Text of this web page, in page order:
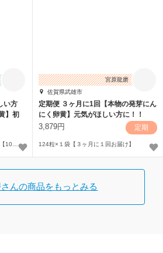
い方
】初
宮原龍磨
佐賀県武雄市
定期便 ３ヶ月に1回【本物の発芽にん
にく卵黄】元気がほしい方に！！
3,879円 定期
124粒×１袋【３ヶ月に１回お届け】
んの商品をもっとみる